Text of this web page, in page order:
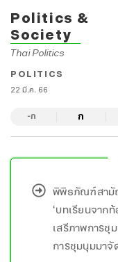
Politics &
Society
Thai Politics
POLITICS
22 มี.ค. 66
-ก ก
พิพิธภัณฑ์สามั
‘บทเรียนจาก
เสรีภาพการชุ
การชุมนุมมา